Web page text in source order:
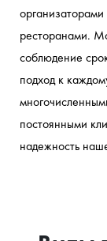
брендом
персонала
подарочные
боксы
ваш проект
ресторанами.
соблюдение
подход к
постоянными
надежность